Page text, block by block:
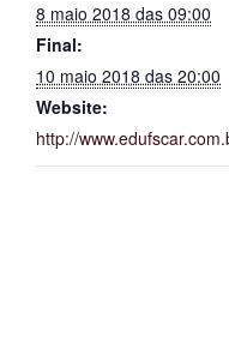
8 maio 2018 das 09:00
Final:
10 maio 2018 das 20:00
Website:
http://